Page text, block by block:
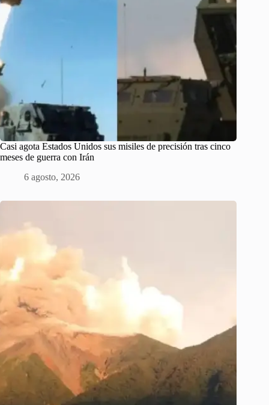
Casi agota Estados Unidos sus misiles de precisión tras cinco
meses de guerra con Irán
6 agosto, 2026